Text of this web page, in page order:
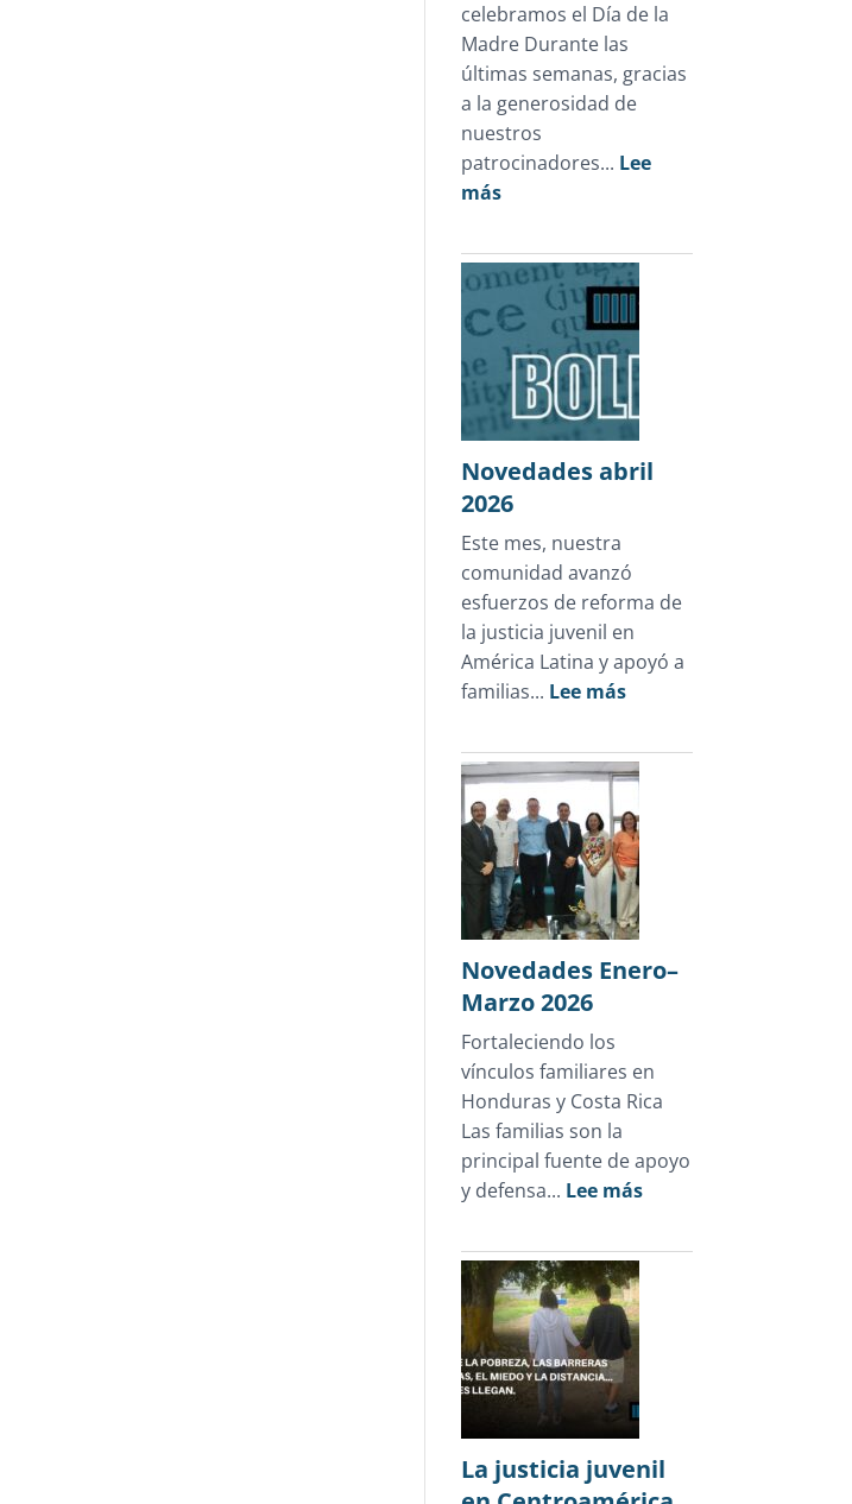
celebramos el Día de la
Madre Durante las
últimas semanas, gracias
a la generosidad de
nuestros
patrocinadores... Lee
más:
Día
de
la
Madre
que
devolvió
esperanza
Honduras
Novedades abril
2026
Este mes, nuestra
comunidad avanzó
esfuerzos de reforma de
la justicia juvenil en
América Latina y apoyó a
familias... Lee más:
abril
2026
Novedades Enero–
Marzo 2026
Fortaleciendo los
vínculos familiares en
Honduras y Costa Rica
Las familias son la
principal fuente de apoyo
y defensa... Lee más:
Enero–
La justicia juvenil